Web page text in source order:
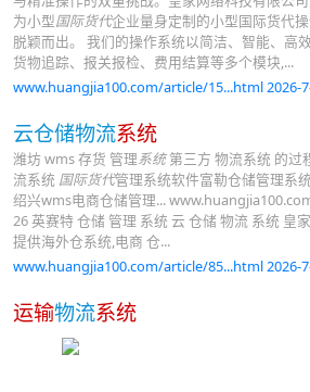
为小型国际货代企业量身定制的小型国际货代
脱颖而出。 我们的操作系统以简洁、智能、高
货物追踪、报关报检、费用结算等多个模块,...
www.huangjia100.com/article/15...html 2026-
云仓储物流系统
潍坊 wms 存货 管理系统第三方 物流系统 的过
流系统 国际货代管理系统软件富勒仓储管理系
绍兴wms电商仓储管理...
26 英赛特 仓储 管理 系统 云 仓储 物流 系统 皇
提供海外仓系统,电商 仓...
www.huangjia100.com/article/85...html 2026-
运输物流系统